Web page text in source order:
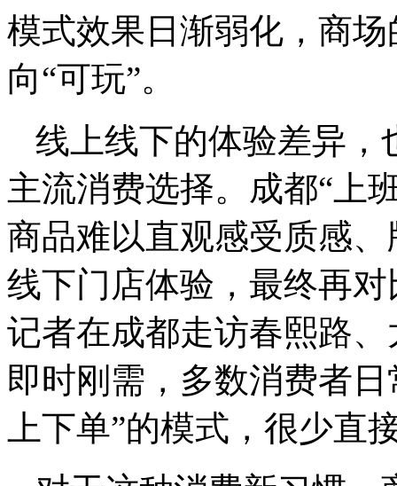
模式效果日渐弱化，商
向“可玩”。
线上线下的体验差异，
主流消费选择。成都“上
商品难以直观感受质感
线下门店体验，最终再
记者在成都走访春熙路
即时刚需，多数消费者
上下单”的模式，很少直